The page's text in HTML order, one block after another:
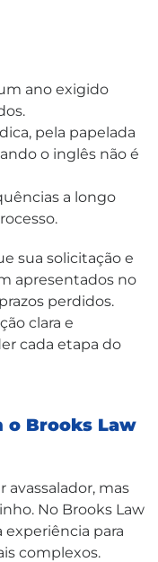
ano exigido
pela papelada
o inglês não é
a longo
sua solicitação e
apresentados no
perdidos.
clara e
cada etapa do
o Brooks Law
avassalador, mas
No Brooks Law
para
complexos.